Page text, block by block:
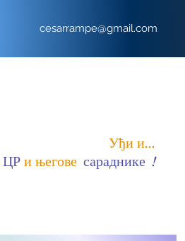
cesarrampe@gmail.com
Уђи и...
ЦР и његове сараднике !